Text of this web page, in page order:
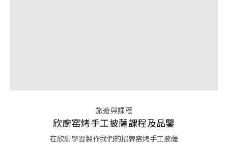
旅遊與課程
欣廚窑烤手工披薩課程及品鑒
在欣廚學習製作我們的招牌窑烤手工披薩